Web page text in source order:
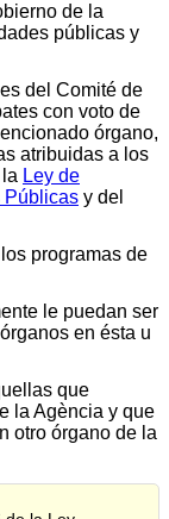
de la
públicas y
del Comité de
con voto de
órgano,
atribuidas a los
Ley de
Públicas y del
programas de
le puedan ser
en ésta u
que
la Agència y que
otro órgano de la